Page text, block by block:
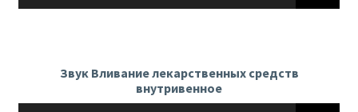
Звук Вливание лекарственных средств
внутривенное